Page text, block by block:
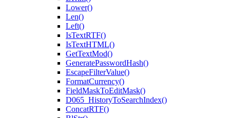
Lower()
Len()
Left()
IsTextRTF()
IsTextHTML()
GetTextMod()
GeneratePasswordHash()
EscapeFilterValue()
FormatCurrency()
FieldMaskToEditMask()
D065_HistoryToSearchIndex()
ConcatRTF()